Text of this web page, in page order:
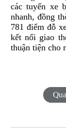
các tuyến xe
nhanh, đồng
781 điểm đỗ
kết nối giao
thuận tiện cho